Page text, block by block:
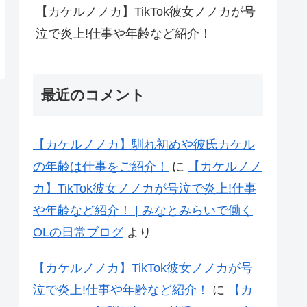
【カケルノノカ】TikTok彼女ノノカが号
泣で炎上!仕事や年齢など紹介！
最近のコメント
【カケルノノカ】馴れ初めや彼氏カケル
の年齢は仕事をご紹介！
に
【カケルノノ
カ】TikTok彼女ノノカが号泣で炎上!仕事
や年齢など紹介！ | みなとみらいで働く
OLの日常ブログより
【カケルノノカ】TikTok彼女ノノカが号
泣で炎上!仕事や年齢など紹介！
に
【カ